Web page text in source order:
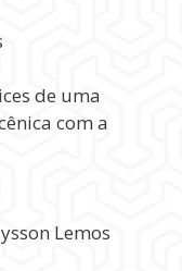
de uma
com a
Lemos